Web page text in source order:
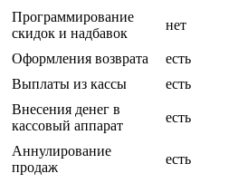
Программирование
скидок и надбавок
нет
Оформления возврата
есть
Выплаты из кассы
есть
Внесения денег в
кассовый аппарат
есть
Аннулирование
продаж
есть